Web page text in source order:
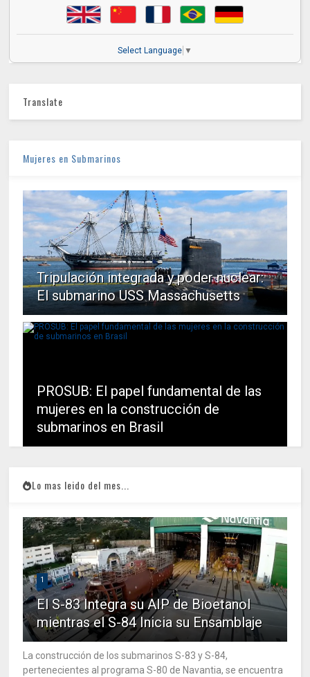
Select Language ▼
Translate
Mujeres en Submarinos
Tripulación integrada y poder nuclear:
El submarino USS Massachusetts
PROSUB: El papel fundamental de las
mujeres en la construcción de
submarinos en Brasil
Lo mas leido del mes...
1
El S-83 Integra su AIP de Bioetanol
mientras el S-84 Inicia su Ensamblaje
La construcción de los submarinos S-83 y S-84,
pertenecientes al programa S-80 de Navantia, se encuentra